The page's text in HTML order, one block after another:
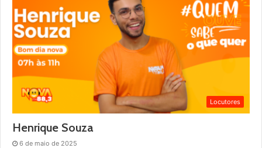
Locutores
Henrique Souza
6 de maio de 2025